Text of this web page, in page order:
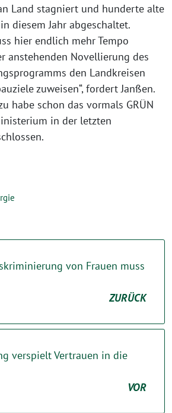
Land stagniert und hunderte alte
diesem Jahr abgeschaltet.
hier endlich mehr Tempo
anstehenden Novellierung des
den Landkreisen
zuweisen“, fordert Janßen.
habe schon das vormals GRÜN
in der letzten
von Frauen muss
ZURÜCK
verspielt Vertrauen in die
VOR